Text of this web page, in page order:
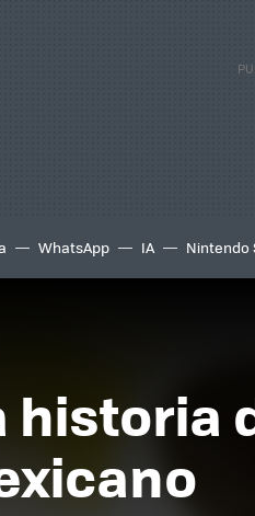
WhatsApp IA Nintendo
historia